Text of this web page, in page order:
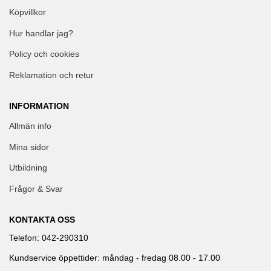
Köpvillkor
Hur handlar jag?
Policy och cookies
Reklamation och retur
INFORMATION
Allmän info
Mina sidor
Utbildning
Frågor & Svar
KONTAKTA OSS
Telefon: 042-290310
Kundservice öppettider: måndag - fredag 08.00 - 17.00